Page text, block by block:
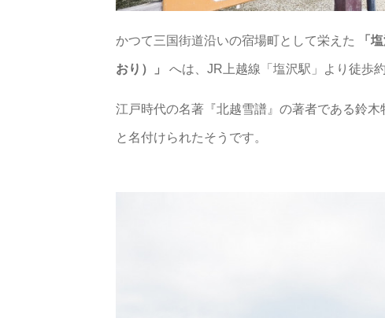
かつて三国街道沿いの宿場町として栄えた 「
おり）」 へは、JR上越線「塩沢駅」より徒歩約
江戸時代の名著『北越雪譜』の著者である鈴
と名付けられたそうです。